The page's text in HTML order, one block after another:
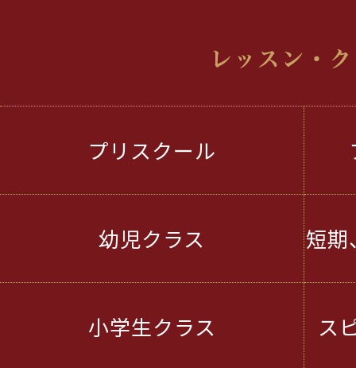
プリスクール
幼児クラス 短期
小学生クラス ス